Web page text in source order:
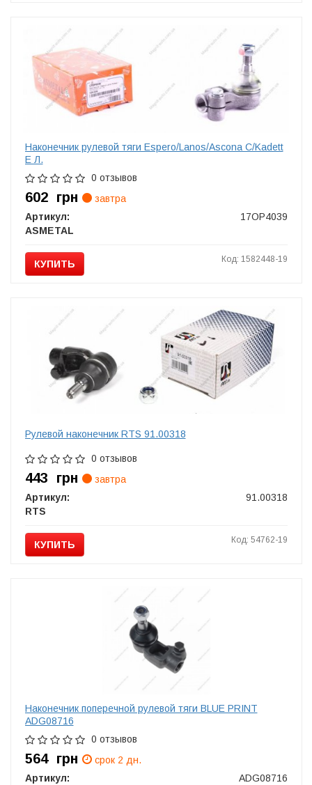
Наконечник рулевой тяги Espero/Lanos/Ascona C/Kadett
E Л.
0 отзывов
602 грн
завтра
Артикул:
17OP4039
ASMETAL
КУПИТЬ Код: 1582448-19
Рулевой наконечник RTS 91.00318
0 отзывов
443 грн
завтра
Артикул:
91.00318
RTS
КУПИТЬ Код: 54762-19
Наконечник поперечной рулевой тяги BLUE PRINT
ADG08716
0 отзывов
564 грн
срок 2 дн.
Артикул:
ADG08716